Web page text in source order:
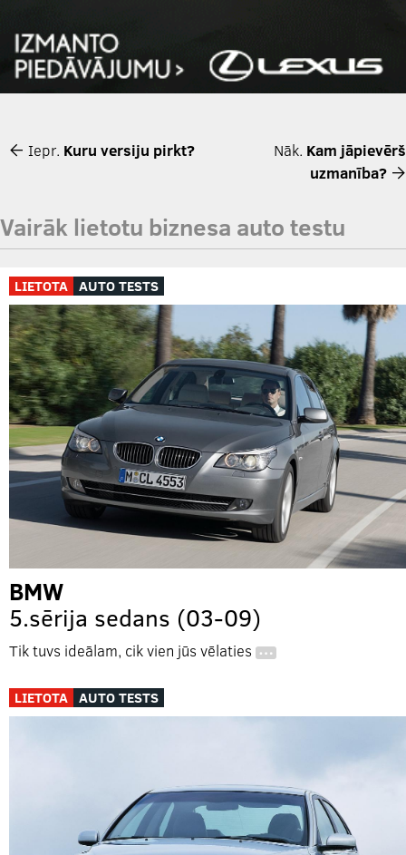
Iepr. Kuru versiju pirkt? Nāk. Kam jāpievērš
uzmanība?
Vairāk lietotu biznesa auto testu
LIETOTA AUTO TESTS
BMW
5.sērija sedans (03-09)
Tik tuvs ideālam, cik vien jūs vēlaties …
LIETOTA AUTO TESTS